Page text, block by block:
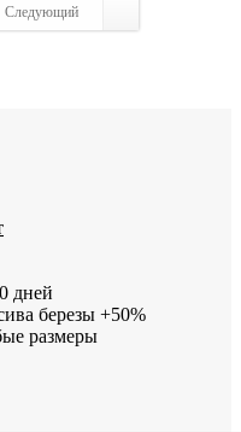
Следующий
дней
березы +50%
размеры